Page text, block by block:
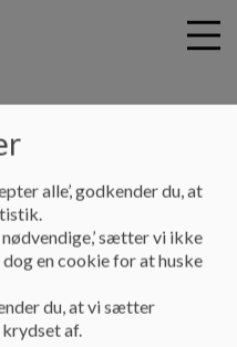
tilsyn
23
alle’, godkender du, at
sætter vi ikke
en cookie for at huske
du, at vi sætter
af.